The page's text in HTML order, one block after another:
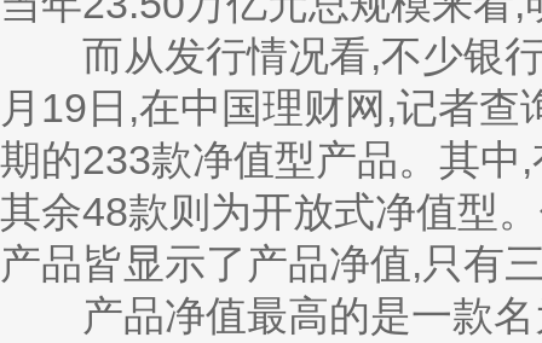
而从发行情况看,不少银行
月19日,在中国理财网,记者
期的233款净值型产品。其中
其余48款则为开放式净值型
产品皆显示了产品净值,只有
产品净值最高的是一款名